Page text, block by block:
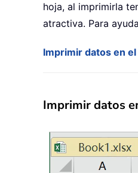
hoja, al imprimirla
atractiva. Para
Imprimir datos en
Imprimir datos